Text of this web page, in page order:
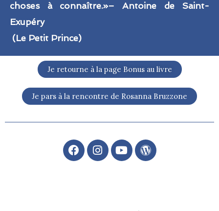
choses à connaître.»– Antoine de Saint-
Exupéry
(Le Petit Prince)
Je retourne à la page Bonus au livre
Je pars à la rencontre de Rosanna Bruzzone
F
a
I
n
Y
o
W
o